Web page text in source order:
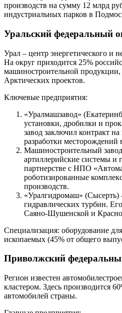
производств на сумму 12 млрд
индустриальных парков в
Уральский федеральный
Урал – центр энергетического и
На округ приходится 25%
машиностроительной продукции,
Арктических проектов.
Ключевые предприятия:
«Уралмашзавод»
установки, дробилки и
завод заключил контракт
разработки
Машиностроительный
артиллерийские системы и
партнерстве с НПО
роботизированные
производств.
«Уралгидромаш» (Сысерть)
гидравлических турбин.
Саяно-Шушенской и
Специализация: оборудование
ископаемых (45% от общего
Приволжский
Регион известен
кластером. Здесь производится
автомобилей страны.